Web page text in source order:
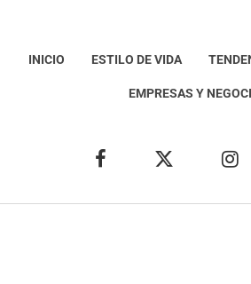
INICIO ESTILO DE VIDA
EMPRESAS Y